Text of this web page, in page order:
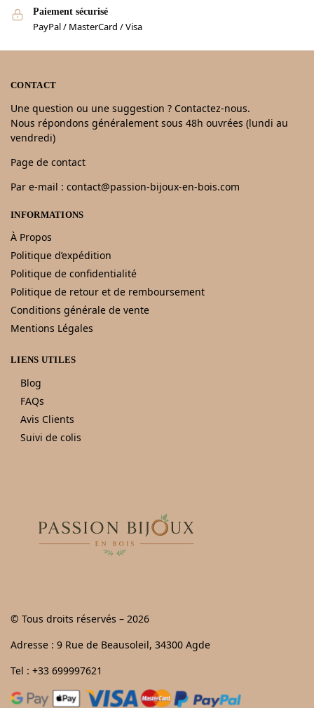
Paiement sécurisé
PayPal / MasterCard / Visa
CONTACT
Une question ou une suggestion ? Contactez-nous.
Nous répondons généralement sous 48h ouvrées (lundi au
vendredi)
Page de contact
Par e-mail : contact@passion-bijoux-en-bois.com
INFORMATIONS
À Propos
Politique d’expédition
Politique de confidentialité
Politique de retour et de remboursement
Conditions générale de vente
Mentions Légales
LIENS UTILES
Blog
FAQs
Avis Clients
Suivi de colis
© Tous droits réservés – 2026
Adresse : 9 Rue de Beausoleil, 34300 Agde
Tel : +33 699997621